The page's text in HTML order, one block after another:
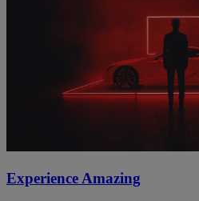
Experience Amazing